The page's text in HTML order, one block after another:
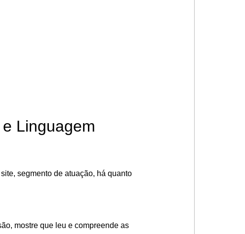
Linguagem
segmento de atuação, há quanto
mostre que leu e compreende as